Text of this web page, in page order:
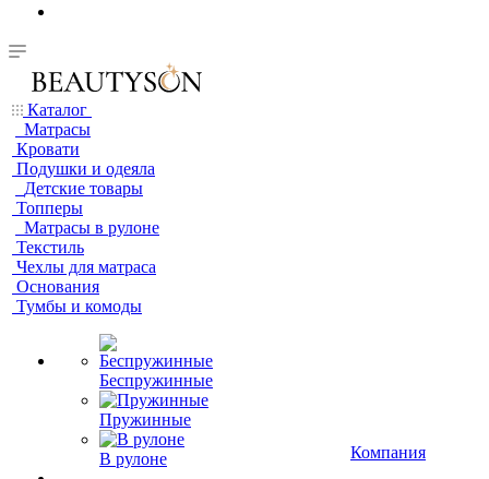
Каталог
Матрасы
Кровати
Подушки и одеяла
Детские товары
Топперы
Матрасы в рулоне
Текстиль
Чехлы для матраса
Основания
Тумбы и комоды
Беспружинные
Пружинные
В рулоне
Компания